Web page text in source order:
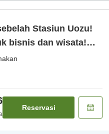
Stasiun Uozu!
bisnis dan wisata!
Reservasi